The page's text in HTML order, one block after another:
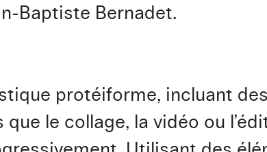
Baptiste Bernadet.
protéiforme, incluant des
le collage, la vidéo ou